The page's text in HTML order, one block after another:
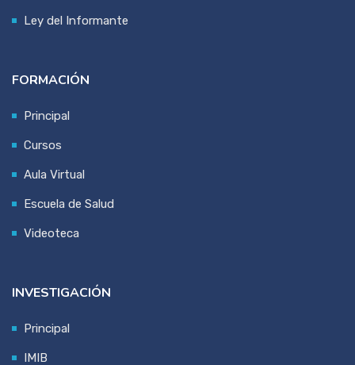
Ley del Informante
FORMACIÓN
Principal
Cursos
Aula Virtual
Escuela de Salud
Videoteca
INVESTIGACIÓN
Principal
IMIB